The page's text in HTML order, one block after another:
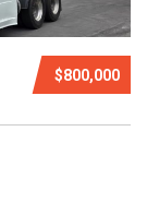
$800,000